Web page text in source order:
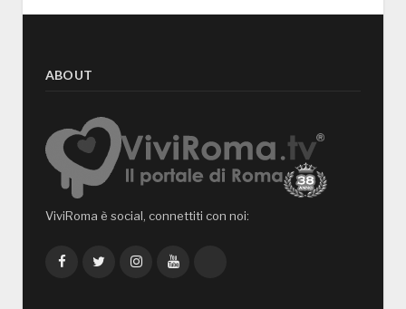
ABOUT
ViviRoma è social, connettiti con noi:
FacebookTwitterInstagramYouTube